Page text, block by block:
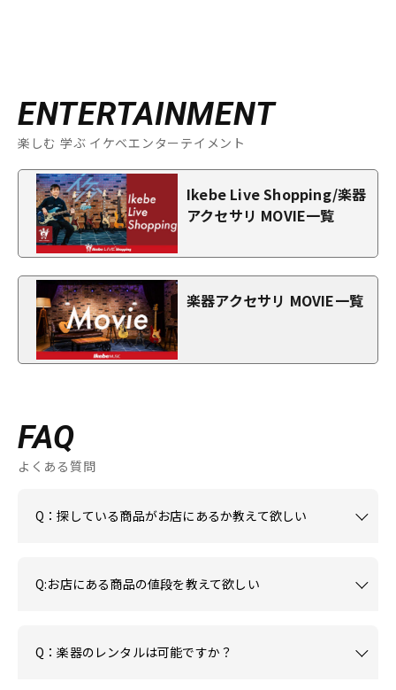
ENTERTAINMENT
楽しむ 学ぶ イケベエンターテイメント
Ikebe Live Shopping/楽器
アクセサリ MOVIE一覧
楽器アクセサリ MOVIE一覧
FAQ
よくある質問
Q：探している商品がお店にあるか教えて欲しい
Q:お店にある商品の値段を教えて欲しい
Q：楽器のレンタルは可能ですか？